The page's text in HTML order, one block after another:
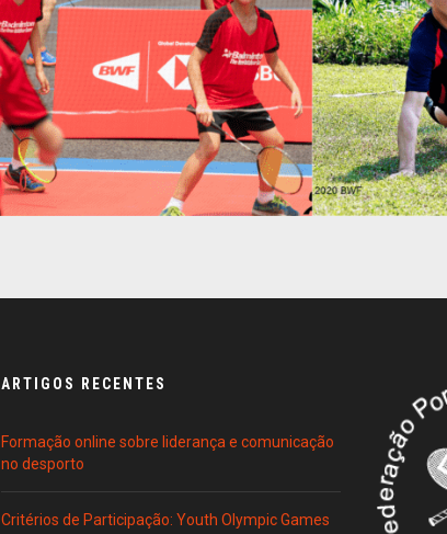
ARTIGOS RECENTES
Formação online sobre liderança e comunicação
no desporto
Critérios de Participação: Youth Olympic Games